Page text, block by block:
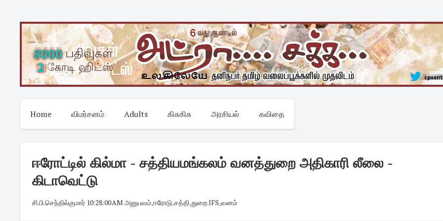
content
Home விமர்சனம் Adults கிசுகிசு அரசியல் கவிதை
ஈரோட்டில் கில்மா - சத்தியமங்கலம் வனத்துறை அதிகாரி லீலை -
கிடாவெட்டு
சி.பி.செந்தில்குமார் 10:28:00 AM ·அனுபவம்,ஈரோடு,சத்தி,துறை.IFS,வனம்